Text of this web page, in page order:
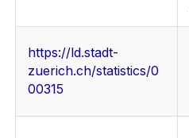
https://ld.stadt-
zuerich.ch/statistics/0
00315